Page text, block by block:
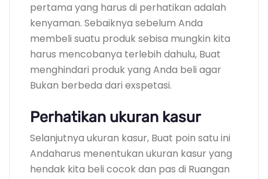
pertama yang harus di perhatikan adalah
kenyaman. Sebaiknya sebelum Anda
membeli suatu produk sebisa mungkin kita
harus mencobanya terlebih dahulu, Buat
menghindari produk yang Anda beli agar
Bukan berbeda dari exspetasi.
Perhatikan ukuran kasur
Selanjutnya ukuran kasur, Buat poin satu ini
Andaharus menentukan ukuran kasur yang
hendak kita beli cocok dan pas di Ruangan